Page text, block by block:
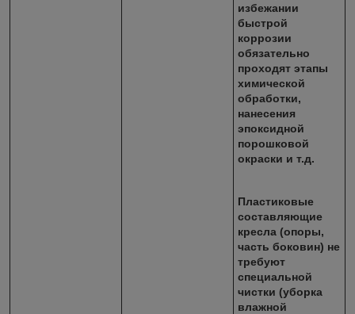
избежании
быстрой
коррозии
обязательно
проходят этапы
химической
обработки,
нанесения
эпоксидной
порошковой
окраски и т.д.
Пластиковые
составляющие
кресла (опоры,
часть боковин) не
требуют
специальной
чистки (уборка
влажной